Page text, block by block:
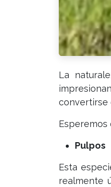
La
convertirse
Pulpos
Esta
realmente